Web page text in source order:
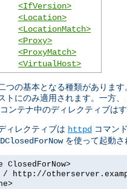
<IfVersion>
<Location>
<LocationMatch>
<Proxy>
<ProxyMatch>
<VirtualHost>
つの基本となる種類がありま
トにのみ適用されます。一方、
ンテナ中のディレクティブは
ィレクティブは httpd コマン
を使って起動さ
/ http://